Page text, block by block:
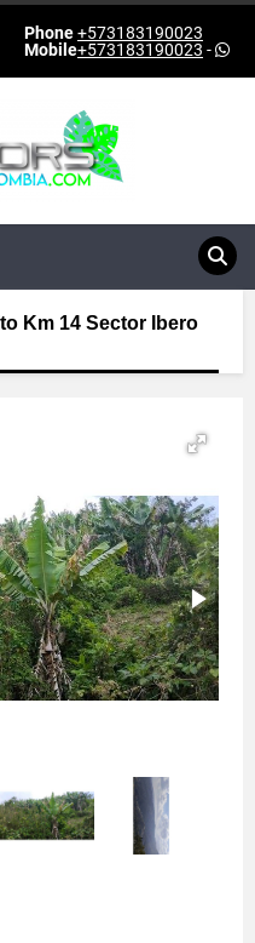
Phone+573183190023
Mobile+573183190023 -
Km 14 Sector Ibero